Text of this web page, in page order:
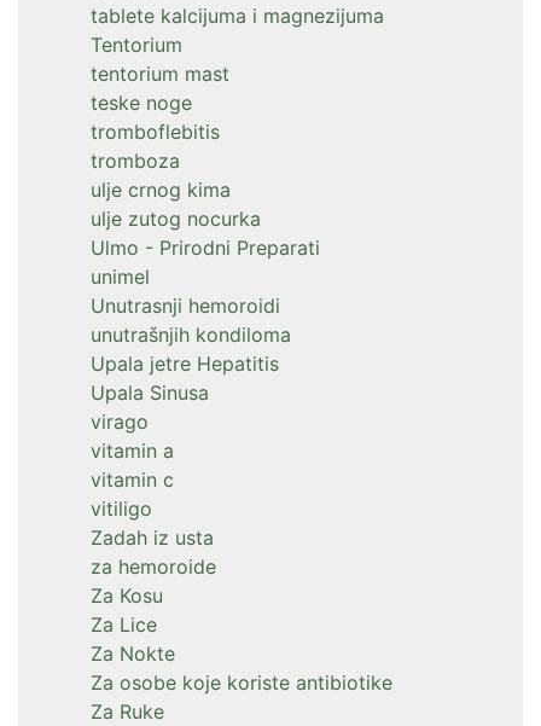
tablete kalcijuma i magnezijuma
Tentorium
tentorium mast
teske noge
tromboflebitis
tromboza
ulje crnog kima
ulje zutog nocurka
Ulmo - Prirodni Preparati
unimel
Unutrasnji hemoroidi
unutrašnjih kondiloma
Upala jetre Hepatitis
Upala Sinusa
virago
vitamin a
vitamin c
vitiligo
Zadah iz usta
za hemoroide
Za Kosu
Za Lice
Za Nokte
Za osobe koje koriste antibiotike
Za Ruke